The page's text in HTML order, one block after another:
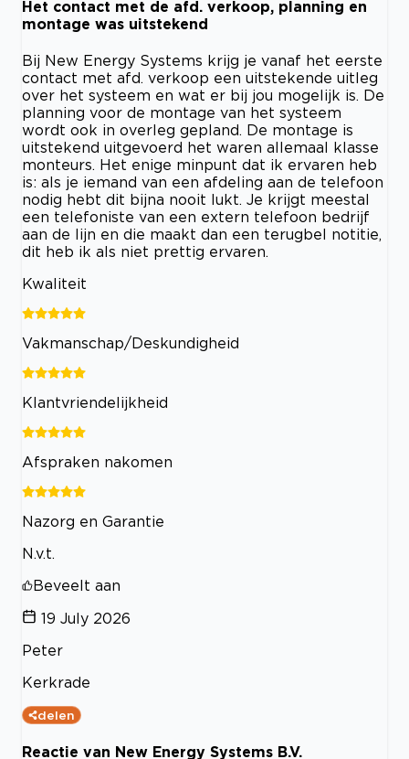
Het contact met de afd. verkoop, planning en
montage was uitstekend
Bij New Energy Systems krijg je vanaf het eerste
contact met afd. verkoop een uitstekende uitleg
over het systeem en wat er bij jou mogelijk is. De
planning voor de montage van het systeem
wordt ook in overleg gepland. De montage is
uitstekend uitgevoerd het waren allemaal klasse
monteurs. Het enige minpunt dat ik ervaren heb
is: als je iemand van een afdeling aan de telefoon
nodig hebt dit bijna nooit lukt. Je krijgt meestal
een telefoniste van een extern telefoon bedrijf
aan de lijn en die maakt dan een terugbel notitie,
dit heb ik als niet prettig ervaren.
Kwaliteit
Vakmanschap/Deskundigheid
Klantvriendelijkheid
Afspraken nakomen
Nazorg en Garantie
N.v.t.
Beveelt aan
19 July 2026
Peter
Kerkrade
delen
Reactie van New Energy Systems B.V.